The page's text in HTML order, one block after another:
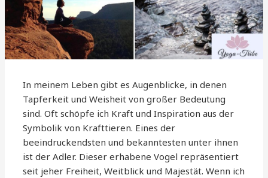
In meinem Leben gibt es Augenblicke, in denen
Tapferkeit und Weisheit von großer Bedeutung
sind. Oft schöpfe ich Kraft und Inspiration aus der
Symbolik von Krafttieren. Eines der
beeindruckendsten und bekanntesten unter ihnen
ist der Adler. Dieser erhabene Vogel repräsentiert
seit jeher Freiheit, Weitblick und Majestät. Wenn ich